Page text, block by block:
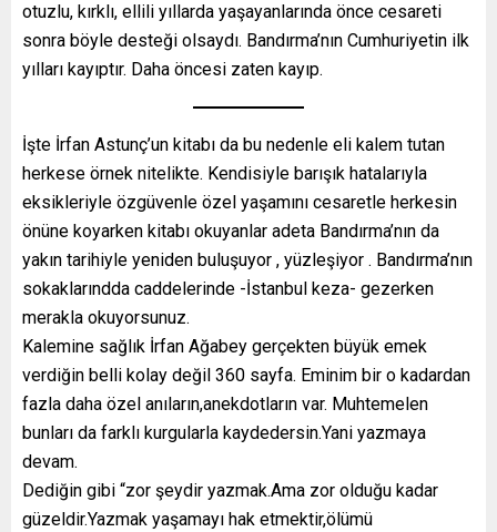
otuzlu, kırklı, ellili yıllarda yaşayanlarında önce cesareti
sonra böyle desteği olsaydı. Bandırma’nın Cumhuriyetin ilk
yılları kayıptır. Daha öncesi zaten kayıp.
İşte İrfan Astunç’un kitabı da bu nedenle eli kalem tutan
herkese örnek nitelikte. Kendisiyle barışık hatalarıyla
eksikleriyle özgüvenle özel yaşamını cesaretle herkesin
önüne koyarken kitabı okuyanlar adeta Bandırma’nın da
yakın tarihiyle yeniden buluşuyor , yüzleşiyor . Bandırma’nın
sokaklarındda caddelerinde -İstanbul keza- gezerken
merakla okuyorsunuz.
Kalemine sağlık İrfan Ağabey gerçekten büyük emek
verdiğin belli kolay değil 360 sayfa. Eminim bir o kadardan
fazla daha özel anıların,anekdotların var. Muhtemelen
bunları da farklı kurgularla kaydedersin.Yani yazmaya
devam.
Dediğin gibi “zor şeydir yazmak.Ama zor olduğu kadar
güzeldir.Yazmak yaşamayı hak etmektir,ölümü